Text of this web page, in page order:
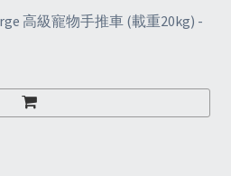
高級寵物手推車 (載重20kg) -